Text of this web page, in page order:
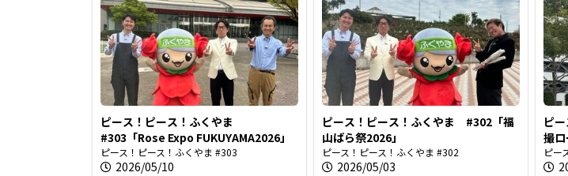
ピース！ピース！ふくやま
#303「Rose Expo FUKUYAMA2026」
ピース！ピース！ふくやま #303
2026/05/10
ピース！ピース！ふくやま #302「福
山ばら祭2026」
ピース！ピース！ふくやま #302
2026/05/03
ピ
撮ロ
ピー